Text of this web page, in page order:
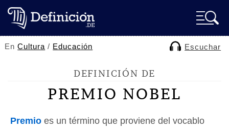
EnCultura / Educación Escuchar
DEFINICIÓN DE
PREMIO NOBEL
Premio es un término que proviene del vocablo